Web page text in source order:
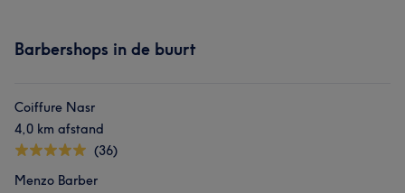
Barbershops in de buurt
Coiffure Nasr
4,0 km afstand
(36)
Menzo Barber